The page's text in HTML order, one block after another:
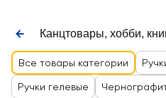
Канцтовары, хобби,
Все товары категории
Ручки гелевые